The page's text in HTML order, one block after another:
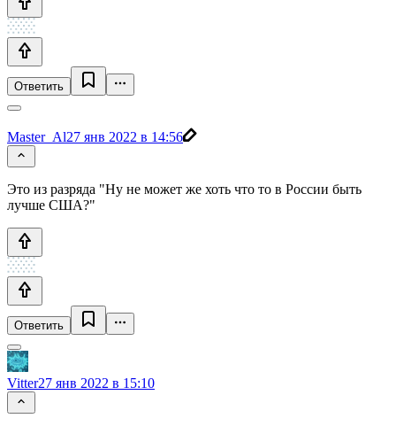
Ответить
Master_Al27 янв 2022 в 14:56
Это из разряда "Ну не может же хоть что то в России быть
лучше США?"
Ответить
Vitter27 янв 2022 в 15:10